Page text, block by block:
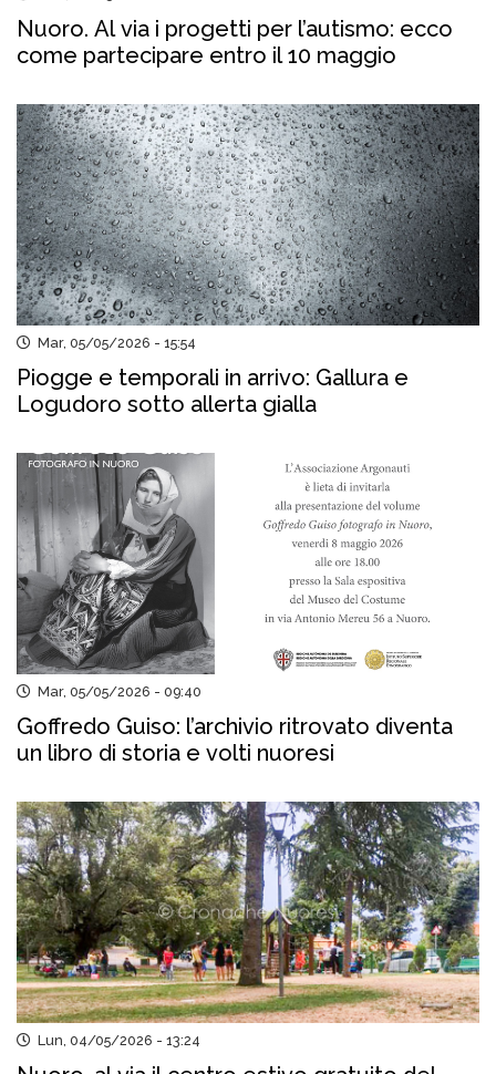
Nuoro. Al via i progetti per l’autismo: ecco
come partecipare entro il 10 maggio
Mar, 05/05/2026 - 15:54
Piogge e temporali in arrivo: Gallura e
Logudoro sotto allerta gialla
Mar, 05/05/2026 - 09:40
Goffredo Guiso: l’archivio ritrovato diventa
un libro di storia e volti nuoresi
Lun, 04/05/2026 - 13:24